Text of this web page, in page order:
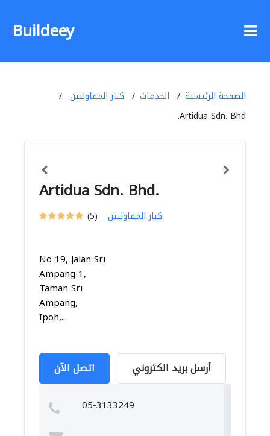
Buildeey
الصفحة الرئيسية الخدمات
كبار المقاوليين
Artidua Sdn. Bhd.
Artidua Sdn. Bhd.
(5) كبار المقاوليين
No 19, Jalan Sri
Ampang 1,
Taman Sri
Ampang,
Ipoh,...
اتصل الآن أرسل بريد الكتروني
05-3133249